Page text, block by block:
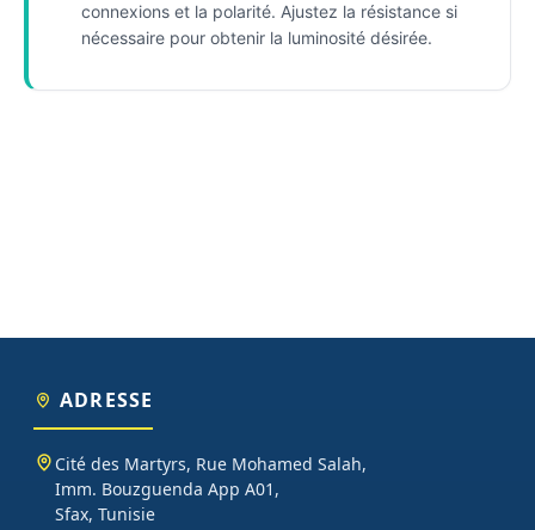
connexions et la polarité. Ajustez la résistance si
nécessaire pour obtenir la luminosité désirée.
ADRESSE
Cité des Martyrs, Rue Mohamed Salah,
Imm. Bouzguenda App A01,
Sfax, Tunisie